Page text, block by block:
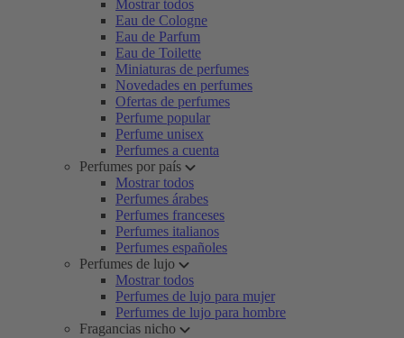
Mostrar todos
Eau de Cologne
Eau de Parfum
Eau de Toilette
Miniaturas de perfumes
Novedades en perfumes
Ofertas de perfumes
Perfume popular
Perfume unisex
Perfumes a cuenta
Perfumes por país
Mostrar todos
Perfumes árabes
Perfumes franceses
Perfumes italianos
Perfumes españoles
Perfumes de lujo
Mostrar todos
Perfumes de lujo para mujer
Perfumes de lujo para hombre
Fragancias nicho